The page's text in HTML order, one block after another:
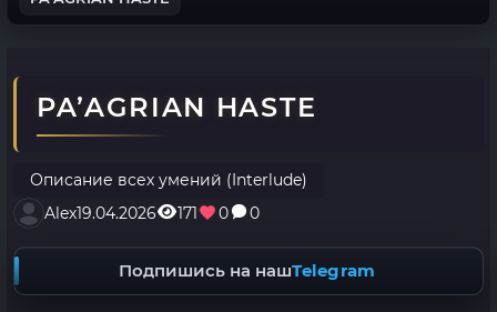
PA’AGRIAN HASTE
Описание всех умений (Interlude)
Alex19.04.2026 171 0 0
Подпишись на нашTelegram